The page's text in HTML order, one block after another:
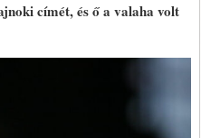
címét, és ő a valaha volt